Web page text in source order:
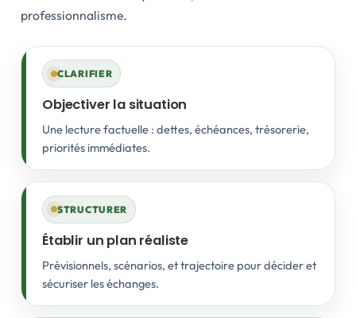
professionnalisme.
CLARIFIER
Objectiver la situation
Une lecture factuelle : dettes, échéances, trésorerie,
priorités immédiates.
STRUCTURER
Établir un plan réaliste
Prévisionnels, scénarios, et trajectoire pour décider et
sécuriser les échanges.